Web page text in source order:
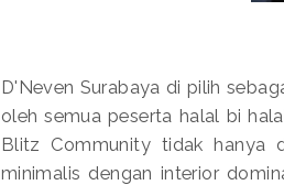
D'Neven Surabaya di pilih
oleh semua peserta halal bi
Blitz Community tidak hanya
minimalis dengan interior